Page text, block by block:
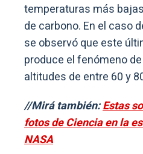
temperaturas más
de carbono. En el caso
se observó que este
produce el fenómeno
altitudes de entre 60 y
//Mirá también:Estas
fotos de Ciencia en la
NASA